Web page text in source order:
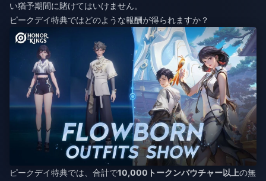
い猶予期間に賭けてはいけません。
ピークデイ特典ではどのような報酬が得られますか？
ピークデイ特典では、合計で10,000トークンバウチャー以上の無